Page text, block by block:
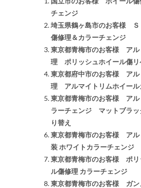
チェンジ
埼玉県鶴ヶ島市のお客様 Ｓ
傷修理＆カラーチェンジ
東京都青梅市のお客様 アル
理 ポリッシュホイール傷リ
東京都府中市のお客様 アル
理 アルマイトリムホイール
東京都青梅市のお客様 アル
ラーチェンジ マットブラッ
り替え
東京都青梅市のお客様 アル
装 ホワイトカラーチェンジ
東京都青梅市のお客様 ポリ
ル傷修理 カラーチェンジ
東京都青梅市のお客様 ガン